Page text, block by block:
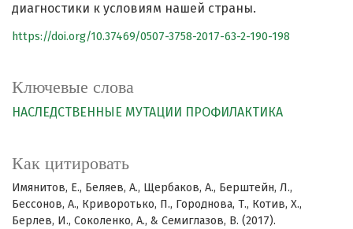
Ключевые слова
НАСЛЕДСТВЕННЫЕ МУТАЦИИ ПРОФИЛАКТИКА
Как цитировать
Имянитов, Е., Беляев, А., Щербаков, А., Берштейн, Л.,
Бессонов, А., Криворотько, П., Городнова, Т., Котив, Х.,
Берлев, И., Соколенко, А., & Семиглазов, В. (2017).
диагностики к условиям нашей страны.
https://doi.org/10.37469/0507-3758-2017-63-2-190-198